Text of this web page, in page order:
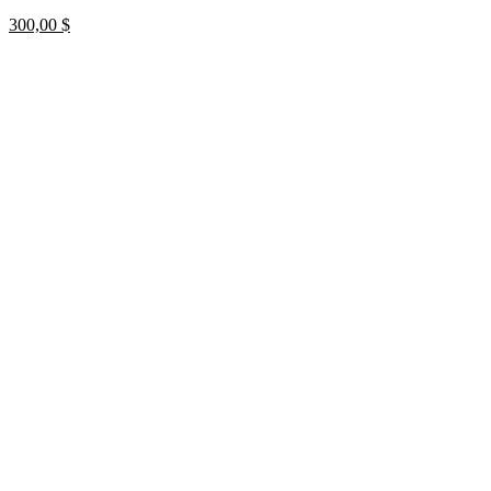
300,00 $